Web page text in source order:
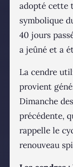
adopté cette
symbolique
40 jours
a jeûné et a
La cendre
provient
Dimanche
précédente,
rappelle le
renouveau